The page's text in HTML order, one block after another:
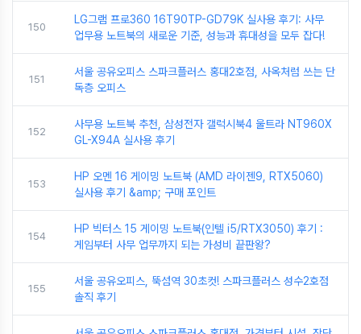
150
LG그램 프로360 16T90TP-GD79K 실사용 후기: 사무
업무용 노트북의 새로운 기준, 성능과 휴대성을 모두 잡다!
151
서울 공유오피스 스파크플러스 홍대2호점, 사옥처럼 쓰는 단
독층 오피스
152
사무용 노트북 추천, 삼성전자 갤럭시북4 울트라 NT960X
GL-X94A 실사용 후기
153
HP 오멘 16 게이밍 노트북 (AMD 라이젠9, RTX5060)
실사용 후기 &amp; 구매 포인트
154
HP 빅터스 15 게이밍 노트북(인텔 i5/RTX3050) 후기 :
게임부터 사무 업무까지 되는 가성비 끝판왕?
155
서울 공유오피스, 뚝섬역 30초컷! 스파크플러스 성수2호점
솔직 후기